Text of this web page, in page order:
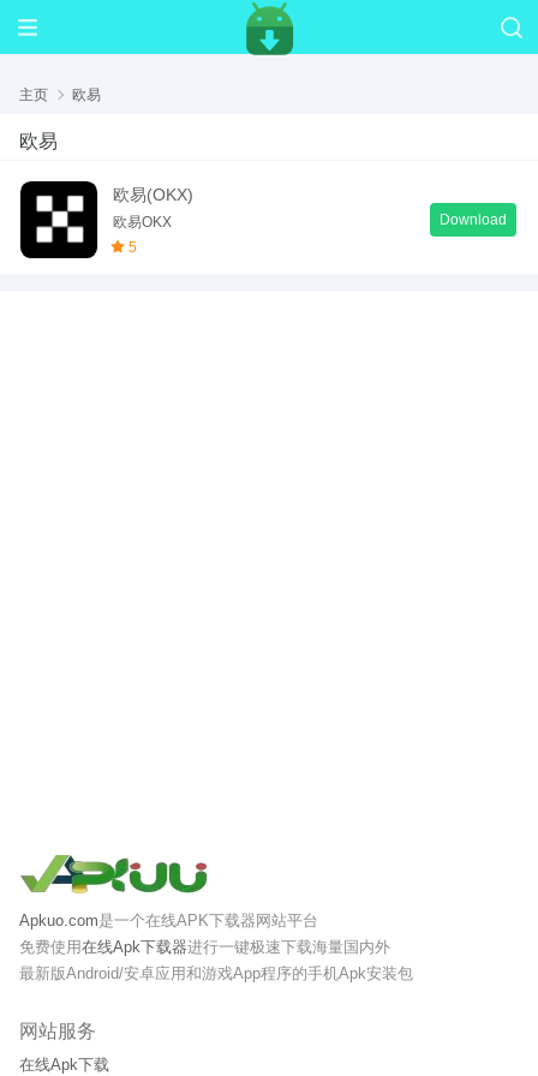
主页 欧易
欧易
欧易(OKX)
欧易OKX
5
Download
Apkuo.com是一个在线APK下载器网站平台
免费使用在线Apk下载器进行一键极速下载海量国内外
最新版Android/安卓应用和游戏App程序的手机Apk安装包
网站服务
在线Apk下载